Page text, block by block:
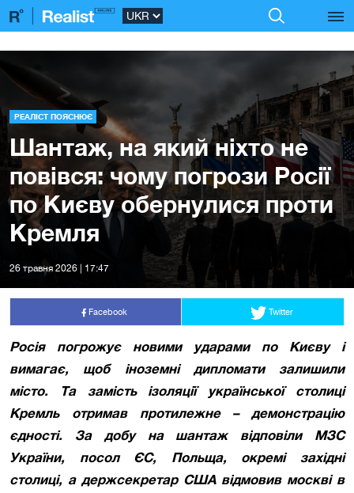
РЕАЛІСТ ПОЯСНЮЄ
Шантаж, на який ніхто не
повівся: чому погрози Росії
по Києву обернулися проти
Кремля
26 травня 2026 | 17:47
Facebook Twitter
Росія погрожує новими ударами по Києву і
вимагає, щоб іноземні дипломати залишили
місто. Та замість ізоляції української столиці
Кремль отримав протилежне –демонстрацію
єдності. За добу на шантаж відповіли МЗС
України, посол ЄС, Польща, окремі західні
столиці, а держсекретар США відмовив москві в